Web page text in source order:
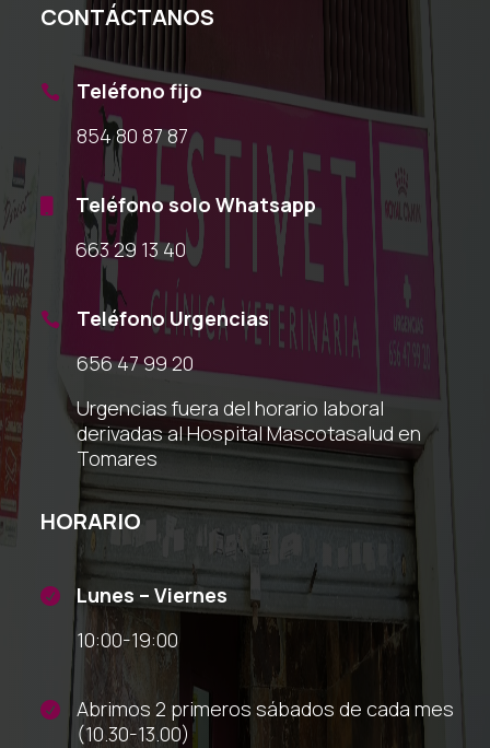
CONTÁCTANOS

Teléfono fijo
854 80 87 87
Teléfono solo Whatsapp
663 29 13 40

Teléfono Urgencias
656 47 99 20
Urgencias fuera del horario laboral
derivadas al Hospital Mascotasalud en
Tomares
HORARIO

Lunes – Viernes
10:00-19:00

Abrimos 2 primeros sábados de cada mes
(10.30-13.00)